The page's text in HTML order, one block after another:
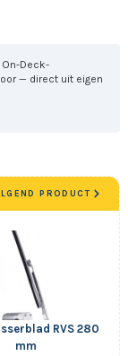
Deck-
— direct uit eigen
RVS 280
mm
PRODUCT